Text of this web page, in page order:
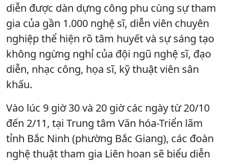
diễn được dàn dựng công phu cùng sự tham
gia của gần 1.000 nghệ sĩ, diễn viên chuyên
nghiệp thể hiện rõ tâm huyết và sự sáng tạo
không ngừng nghỉ của đội ngũ nghệ sĩ, đạo
diễn, nhạc công, họa sĩ, kỹ thuật viên sân
khấu.
Vào lúc 9 giờ 30 và 20 giờ các ngày từ 20/10
đến 2/11, tại Trung tâm Văn hóa-Triển lãm
tỉnh Bắc Ninh (phường Bắc Giang), các đoàn
nghệ thuật tham gia Liên hoan sẽ biểu diễn